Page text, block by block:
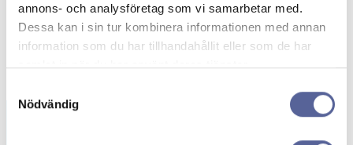
annons- och analysföretag som vi samarbetar med.
Dessa kan i sin tur kombinera informationen med annan
information som du har tillhandahållit eller som de har
samlat in när du har använt deras tjänster.
Nödvändig